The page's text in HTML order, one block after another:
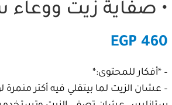
• صفاية زيت
EGP 460
– *أفكار للمحتوى:*
– عشان الزيت لما بيتقلي فيه أكتر